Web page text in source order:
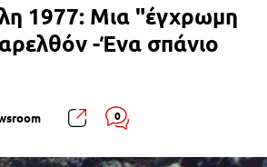
1977: Μια "έγχρωμη
-Ένα σπάνιο
0